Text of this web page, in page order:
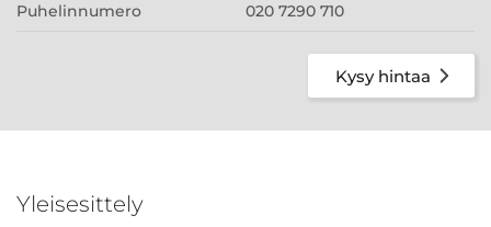
Puhelinnumero 020 7290 710
Kysy hintaa
Yleisesittely